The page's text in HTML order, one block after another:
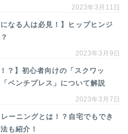
2023年3月11日
なる人は必見！】ヒップヒンジ
2023年3月9日
？】初心者向けの「スクワッ
ベンチプレス」について解説
2023年3月7日
ーニングとは！？自宅でもでき
も紹介！